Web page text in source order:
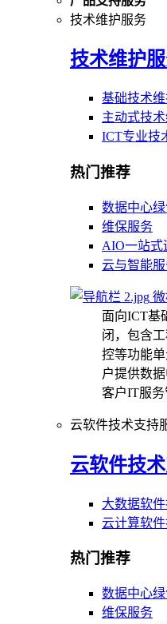
技术维护服务
技术维护
基础技术
主动式技
ICT专业技
热门推荐
数据中心
维保服务
AIO一站式
云与智能
面向ICT基
闭，包含
控等功能
户提供数
客户IT服务
云软件技术支持
云软件技
大数据软
云计算软
热门推荐
数据中心
维保服务